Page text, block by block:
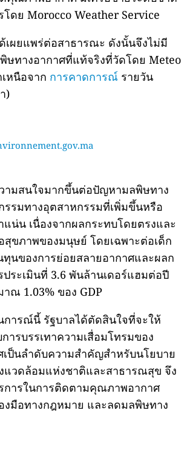
ดย Morocco Weather Service
เผยแพร่ต่อสาธารณะ ดังนั้นจึงไม่มี
ษทางอากาศที่แท้จริงที่วัดโดย Meteo
หนือจาก การคาดการณ์ รายวัน
)
ามสนใจมากขึ้นต่อปัญหามลพิษทาง
รรมทางอุตสาหกรรมที่เพิ่มขึ้นหรือ
แน่น เนื่องจากผลกระทบโดยตรงและ
สุขภาพของมนุษย์ โดยเฉพาะต่อเด็ก
นของการย่อยสลายอากาศและผลก
ประเมินที่ 3.6 พันล้านเดอร์แฮมต่อปี
ณ 1.03% ของ GDP
การณ์นี้ รัฐบาลได้ตัดสินใจที่จะให้
ารบรรเทาความเสื่อมโทรมของ
ป็นลำดับความสำคัญสำหรับนโยบาย
แวดล้อมแห่งชาติและสาธารณสุข จึง
การในการติดตามคุณภาพอากาศ
องมือทางกฎหมาย และลดมลพิษทาง